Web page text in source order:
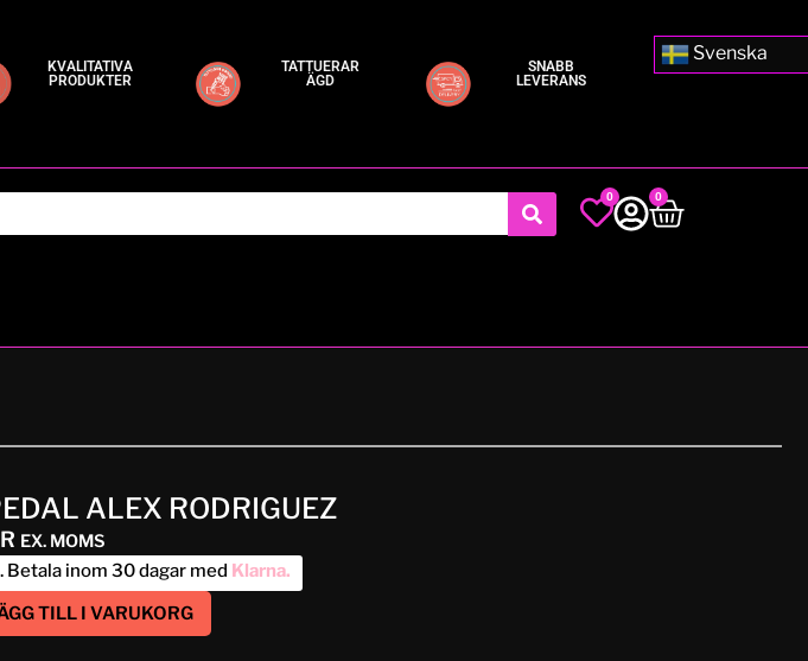
KVALITATIVA
PRODUKTER
TATTUERAR
ÄGD
SNABB
LEVERANS
Svenska
0 0
ALEX RODRIGUEZ
EX. MOMS
Betala inom 30 dagar med Klarna.
TILL I VARUKORG